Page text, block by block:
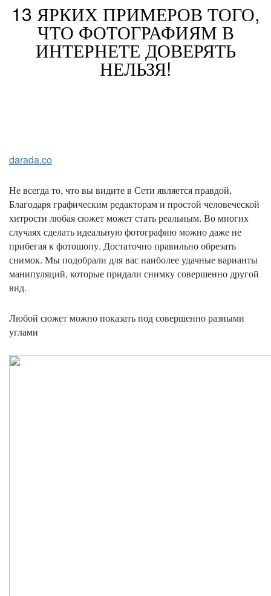
13 ЯРКИХ ПРИМЕРОВ ТОГО,
ЧТО ФОТОГРАФИЯМ В
ИНТЕРНЕТЕ ДОВЕРЯТЬ
НЕЛЬЗЯ!
darada.co
Не всегда то, что вы видите в Сети является правдой.
Благодаря графическим редакторам и простой человеческой
хитрости любая сюжет может стать реальным. Во многих
случаях сделать идеальную фотографию можно даже не
прибегая к фотошопу. Достаточно правильно обрезать
снимок. Мы подобрали для вас наиболее удачные варианты
манипуляций, которые придали снимку совершенно другой
вид.
Любой сюжет можно показать под совершенно разными
углами